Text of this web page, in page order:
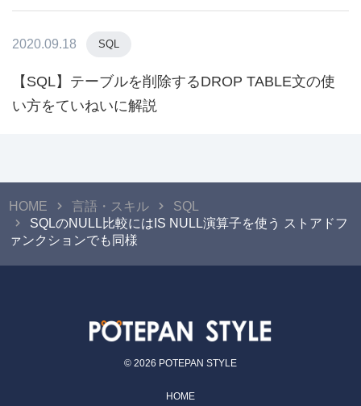
2020.09.18 SQL
【SQL】テーブルを削除するDROP TABLE文の使
い方をていねいに解説
HOME 言語・スキル
SQL
SQLのNULL比較にはIS NULL演算子を使う ストアドフ
ァンクションでも同様
© 2026 POTEPAN STYLE
HOME